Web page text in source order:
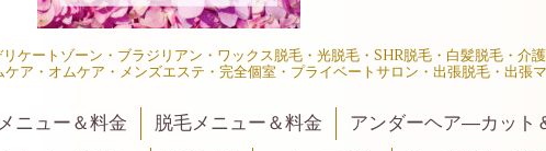
ケートゾーン・ブラジリアン・ワックス脱毛・光脱毛・SHR脱毛・白髪脱毛・介
ア・オムケア・メンズエステ・完全個室・プライベートサロン・出張脱毛・出張
ニュー＆料金 脱毛メニュー＆料金
アンダーヘア―カット